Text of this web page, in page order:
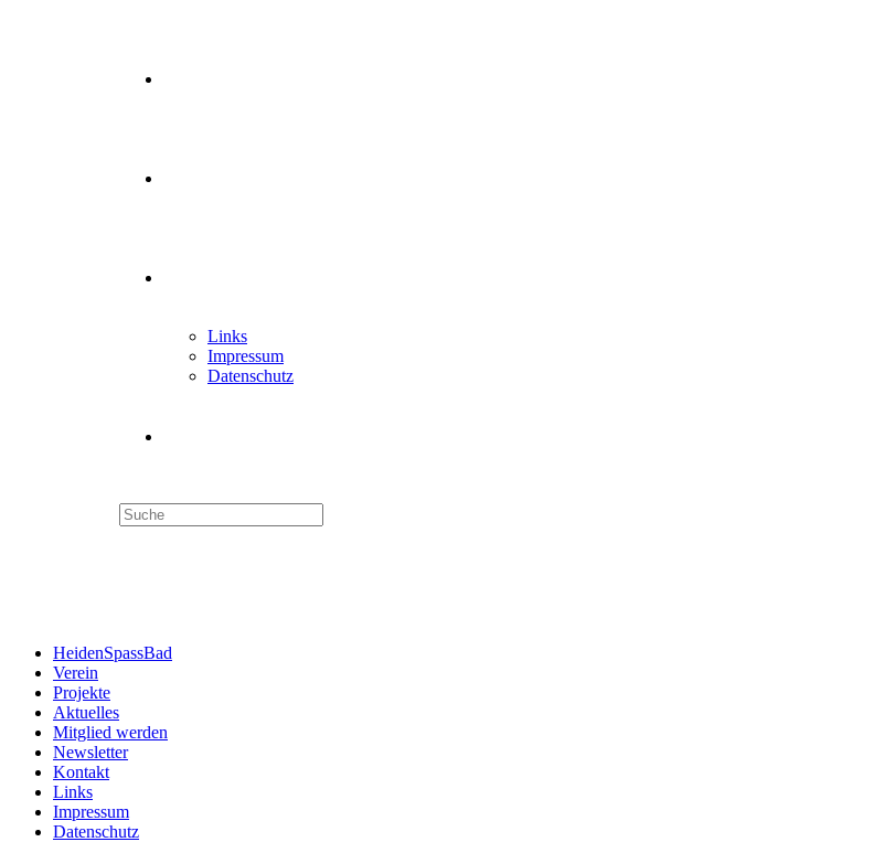
Links
Impressum
Datenschutz
Search
this
HeidenSpassBad
Verein
Projekte
Aktuelles
Mitglied werden
Newsletter
Kontakt
Links
Impressum
Datenschutz